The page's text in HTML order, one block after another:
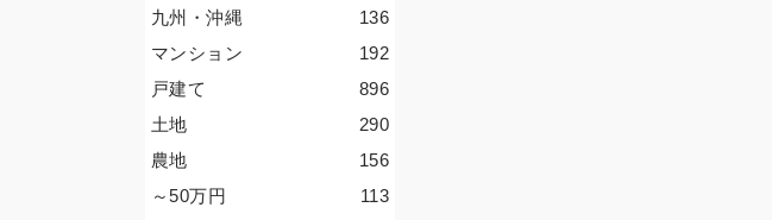
136
九州・沖縄
192
マンション
896
戸建て
290
土地
156
農地
113
～50万円